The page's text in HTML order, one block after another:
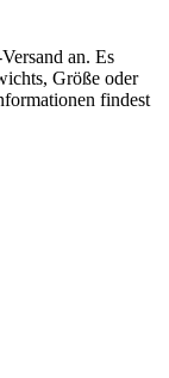
an. Es
Größe oder
findest